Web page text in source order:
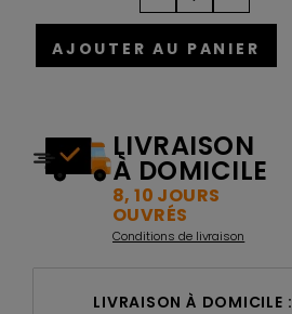
AJOUTER AU PANIER
LIVRAISON
À DOMICILE
8, 10 JOURS
OUVRÉS
Conditions de livraison
LIVRAISON À DOMICILE :